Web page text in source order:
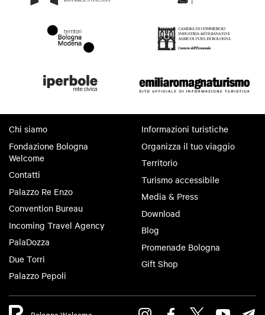
Chi siamo
Fondazione Bologna
Welcome
Contatti
Palazzo Re Enzo
Convention Bureau
Incoming Travel Agency
PalaDozza
Due Torri
Palazzo Pepoli
Informazioni turistiche
Organizza il tuo viaggio
Territorio
Turismo accessibile
Media & Press
Download
Blog
Promenade Bologna
Gift Shop